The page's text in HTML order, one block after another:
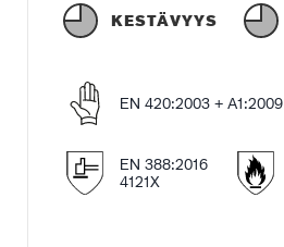
KESTÄVYYS
EN 420:2003 + A1:2009
EN 388:2016
4121X